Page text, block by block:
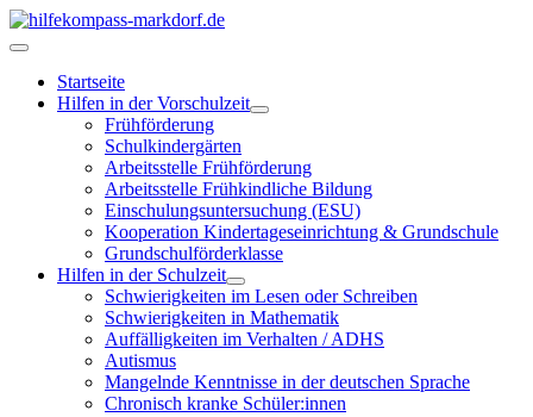
Startseite
Hilfen in der Vorschulzeit
Frühförderung
Schulkindergärten
Arbeitsstelle Frühförderung
Arbeitsstelle Frühkindliche Bildung
Einschulungsuntersuchung (ESU)
Kooperation Kindertageseinrichtung & Grundschule
Grundschulförderklasse
Hilfen in der Schulzeit
Schwierigkeiten im Lesen oder Schreiben
Schwierigkeiten in Mathematik
Auffälligkeiten im Verhalten / ADHS
Autismus
Mangelnde Kenntnisse in der deutschen Sprache
Chronisch kranke Schüler:innen